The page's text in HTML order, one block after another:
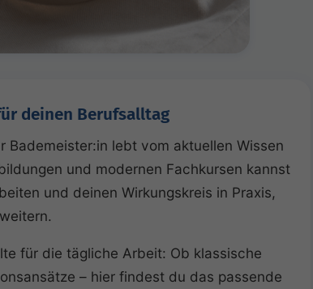
deinen Berufsalltag
lebt vom aktuellen Wissen
und modernen Fachkursen kannst
und deinen Wirkungskreis in Praxis,
für die tägliche Arbeit: Ob klassische
– hier findest du das passende